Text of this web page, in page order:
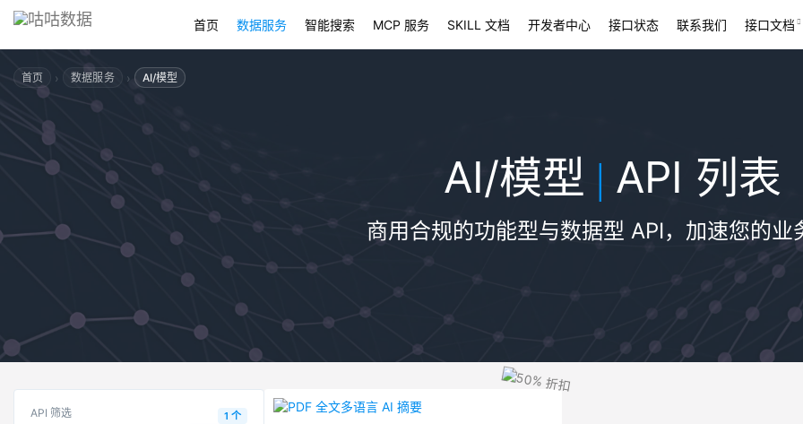
首页 数据服务 智能搜索 MCP 服务 SKILL 文档 开发者中心 接口状态 联系我们 接口文档
首页 › 数据服务 › AI/模型
AI/模型 | API 列表
商用合规的功能型与数据型 API，加速您的业
API 筛选
1 个